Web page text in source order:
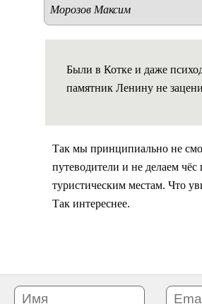
Морозов Максим
Были в Котке и даже
памятник Ленину не
Так мы принципиально не
путеводители и не делаем чёс
туристическим местам. Что
Так интереснее.